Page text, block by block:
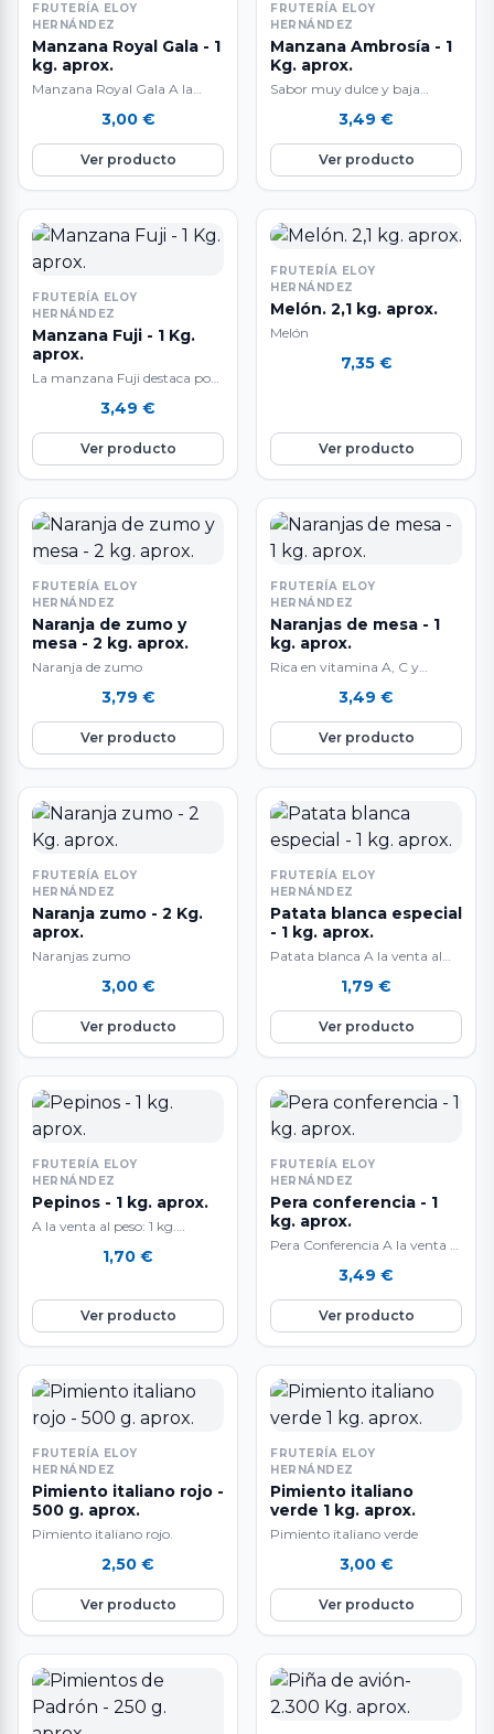
FRUTERÍA ELOY
HERNÁNDEZ
Manzana Royal Gala - 1
kg. aprox.
Manzana Royal Gala A la
aproximadamente. El peso
final del…
3,00 €
Ver producto
FRUTERÍA ELOY
HERNÁNDEZ
Manzana Ambrosía - 1
Kg. aprox.
Sabor muy dulce y baja
3,49 €
Ver producto
FRUTERÍA ELOY
HERNÁNDEZ
Manzana Fuji - 1 Kg.
aprox.
La manzana Fuji destaca por
3,49 €
Ver producto
FRUTERÍA ELOY
HERNÁNDEZ
Melón. 2,1 kg. aprox.
Melón
7,35 €
Ver producto
FRUTERÍA ELOY
HERNÁNDEZ
Naranja de zumo y
mesa - 2 kg. aprox.
Naranja de zumo
3,79 €
Ver producto
FRUTERÍA ELOY
HERNÁNDEZ
Naranjas de mesa - 1
kg. aprox.
Rica en vitamina A, C y
minerales. Antioxidante
natural, refuerza…
3,49 €
Ver producto
FRUTERÍA ELOY
HERNÁNDEZ
Naranja zumo - 2 Kg.
aprox.
Naranjas zumo
3,00 €
Ver producto
FRUTERÍA ELOY
HERNÁNDEZ
Patata blanca especial
- 1 kg. aprox.
Patata blanca A la venta al
El peso final del producto…
1,79 €
Ver producto
FRUTERÍA ELOY
HERNÁNDEZ
Pepinos - 1 kg. aprox.
A la venta al peso: 1 kg.
final del producto es
1,70 €
Ver producto
FRUTERÍA ELOY
HERNÁNDEZ
Pera conferencia - 1
kg. aprox.
Pera Conferencia A la venta al
El peso final del producto…
3,49 €
Ver producto
FRUTERÍA ELOY
HERNÁNDEZ
Pimiento italiano rojo -
500 g. aprox.
Pimiento italiano rojo.
2,50 €
Ver producto
FRUTERÍA ELOY
HERNÁNDEZ
Pimiento italiano
verde 1 kg. aprox.
Pimiento italiano verde
3,00 €
Ver producto